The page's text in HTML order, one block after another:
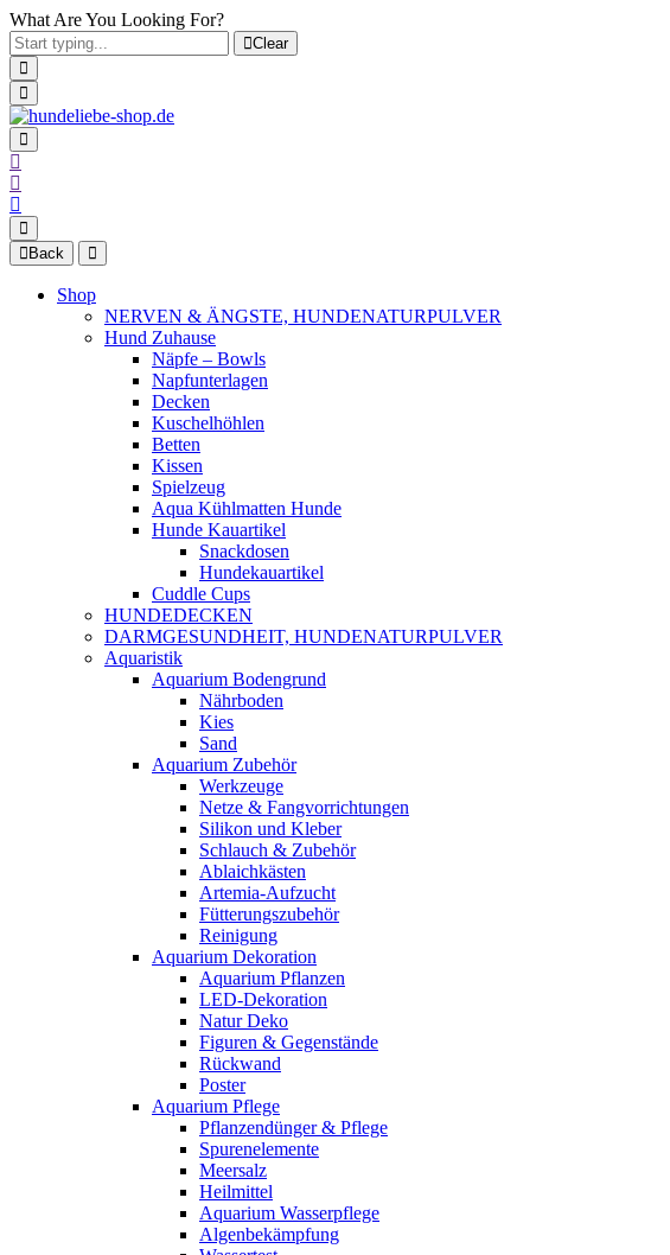
What Are You Looking For?
Clear
Back
Shop
NERVEN & ÄNGSTE, HUNDENATURPULVER
Hund Zuhause
Näpfe – Bowls
Napfunterlagen
Decken
Kuschelhöhlen
Betten
Kissen
Spielzeug
Aqua Kühlmatten Hunde
Hunde Kauartikel
Snackdosen
Hundekauartikel
Cuddle Cups
HUNDEDECKEN
DARMGESUNDHEIT, HUNDENATURPULVER
Aquaristik
Aquarium Bodengrund
Nährboden
Kies
Sand
Aquarium Zubehör
Werkzeuge
Netze & Fangvorrichtungen
Silikon und Kleber
Schlauch & Zubehör
Ablaichkästen
Artemia-Aufzucht
Fütterungszubehör
Reinigung
Aquarium Dekoration
Aquarium Pflanzen
LED-Dekoration
Natur Deko
Figuren & Gegenstände
Rückwand
Poster
Aquarium Pflege
Pflanzendünger & Pflege
Spurenelemente
Meersalz
Heilmittel
Aquarium Wasserpflege
Algenbekämpfung